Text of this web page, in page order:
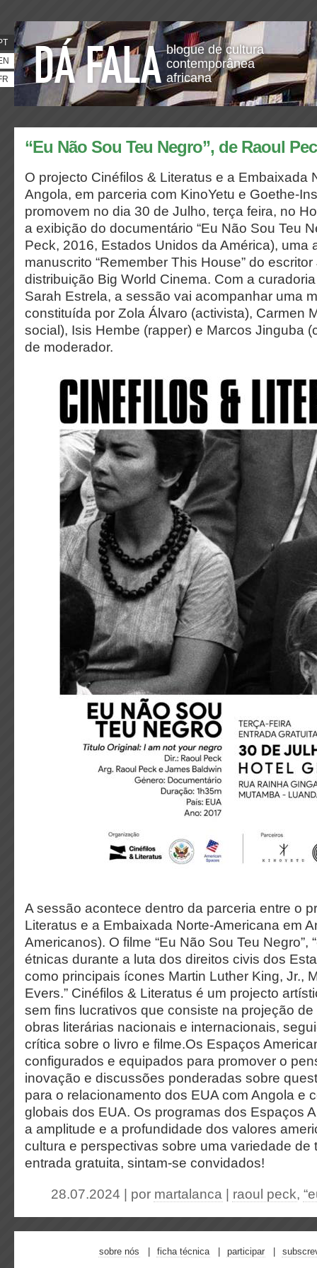
blogue de cultura
contemporânea
africana
“Eu Não Sou Teu Negro”, de Raoul
O projecto Cinéfilos & Literatus e a Embaixada
Angola, em parceria com KinoYetu e Goethe-
promovem no dia 30 de Julho, terça feira, no
a exibição do documentário “Eu Não Sou Teu
Peck, 2016, Estados Unidos da América), uma
manuscrito “Remember This House” do
distribuição Big World Cinema. Com a
Sarah Estrela, a sessão vai acompanhar uma
constituída por Zola Álvaro (activista), Carmen
social), Isis Hembe (rapper) e Marcos Jinguba
de moderador.
A sessão acontece dentro da parceria entre o
Literatus e a Embaixada Norte-Americana em
Americanos). O filme “Eu Não Sou Teu Negro”,
étnicas durante a luta dos direitos civis dos
como principais ícones Martin Luther King, Jr.,
Evers.” Cinéfilos & Literatus é um projecto
sem fins lucrativos que consiste na projeção
obras literárias nacionais e internacionais,
crítica sobre o livro e filme.Os Espaços
configurados e equipados para promover o
inovação e discussões ponderadas sobre
para o relacionamento dos EUA com Angola e
globais dos EUA. Os programas dos Espaços
a amplitude e a profundidade dos valores
cultura e perspectivas sobre uma variedade de
entrada gratuita, sintam-se convidados!
28.07.2024 | por martalanca raoul peck,
sobre nós ficha técnica participar